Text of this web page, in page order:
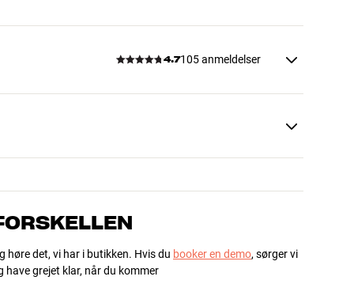
4.7105 anmeldelser
høre det, vi har i butikken. Hvis du booker en demo, sørger vi
grejet klar, når du kommer